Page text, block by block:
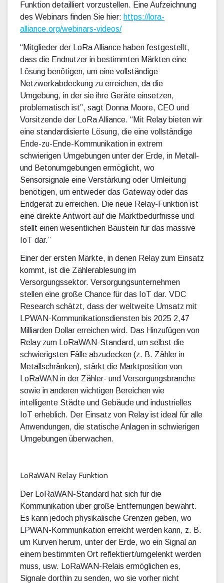
Funktion detailliert vorzustellen. Eine Aufzeichnung
des Webinars finden Sie hier: https://lora-
alliance.org/webinars-videos/
“Mitglieder der LoRa Alliance haben festgestellt,
dass die Endnutzer in bestimmten Märkten eine
Lösung benötigen, um eine vollständige
Netzwerkabdeckung zu erreichen, da die
Umgebung, in der sie ihre Geräte einsetzen,
problematisch ist”, sagt Donna Moore, CEO und
Vorsitzende der LoRa Alliance. “Mit Relay bieten wir
eine standardisierte Lösung, die eine vollständige
Ende-zu-Ende-Kommunikation in extrem
schwierigen Umgebungen unter der Erde, in Metall-
und Betonumgebungen ermöglicht, wo
Sensorsignale eine Verstärkung oder Umleitung
benötigen, um entweder das Gateway oder das
Endgerät zu erreichen. Die neue Relay-Funktion ist
eine direkte Antwort auf die Marktbedürfnisse und
stellt einen wesentlichen Baustein für das massive
IoT dar.”
Einer der ersten Märkte, in denen Relay zum Einsatz
kommt, ist die Zählerablesung im
Versorgungssektor. Versorgungsunternehmen
stellen eine große Chance für das IoT dar. VDC
Research schätzt, dass der weltweite Umsatz mit
LPWAN-Kommunikationsdiensten bis 2025 2,47
Milliarden Dollar erreichen wird. Das Hinzufügen von
Relay zum LoRaWAN-Standard, um selbst die
schwierigsten Fälle abzudecken (z. B. Zähler in
Metallschränken), stärkt die Marktposition von
LoRaWAN in der Zähler- und Versorgungsbranche
sowie in anderen wichtigen Bereichen wie
intelligente Städte und Gebäude und industrielles
IoT erheblich. Der Einsatz von Relay ist ideal für alle
Anwendungen, die statische Anlagen in schwierigen
Umgebungen überwachen.
LoRaWAN Relay Funktion
Der LoRaWAN-Standard hat sich für die
Kommunikation über große Entfernungen bewährt.
Es kann jedoch physikalische Grenzen geben, wo
LPWAN-Kommunikation erreicht werden kann, z. B.
um Kurven herum, unter der Erde, wo ein Signal an
einem bestimmten Ort reflektiert/umgelenkt werden
muss, usw. LoRaWAN-Relais ermöglichen es,
Signale dorthin zu senden, wo sie vorher nicht